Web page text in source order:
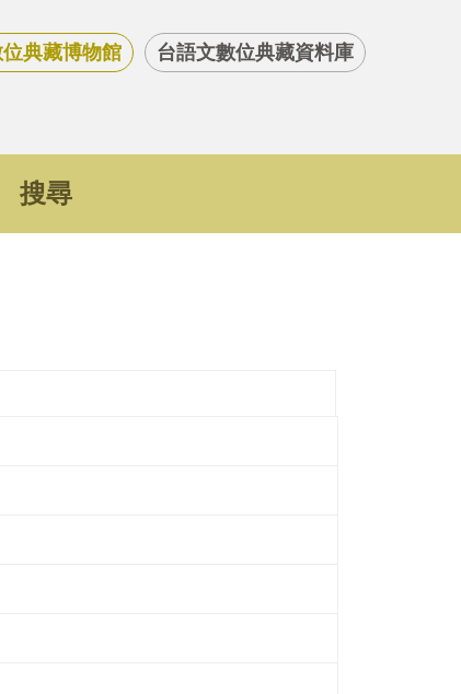
典藏博物館 台語文數位典藏資料庫
搜尋